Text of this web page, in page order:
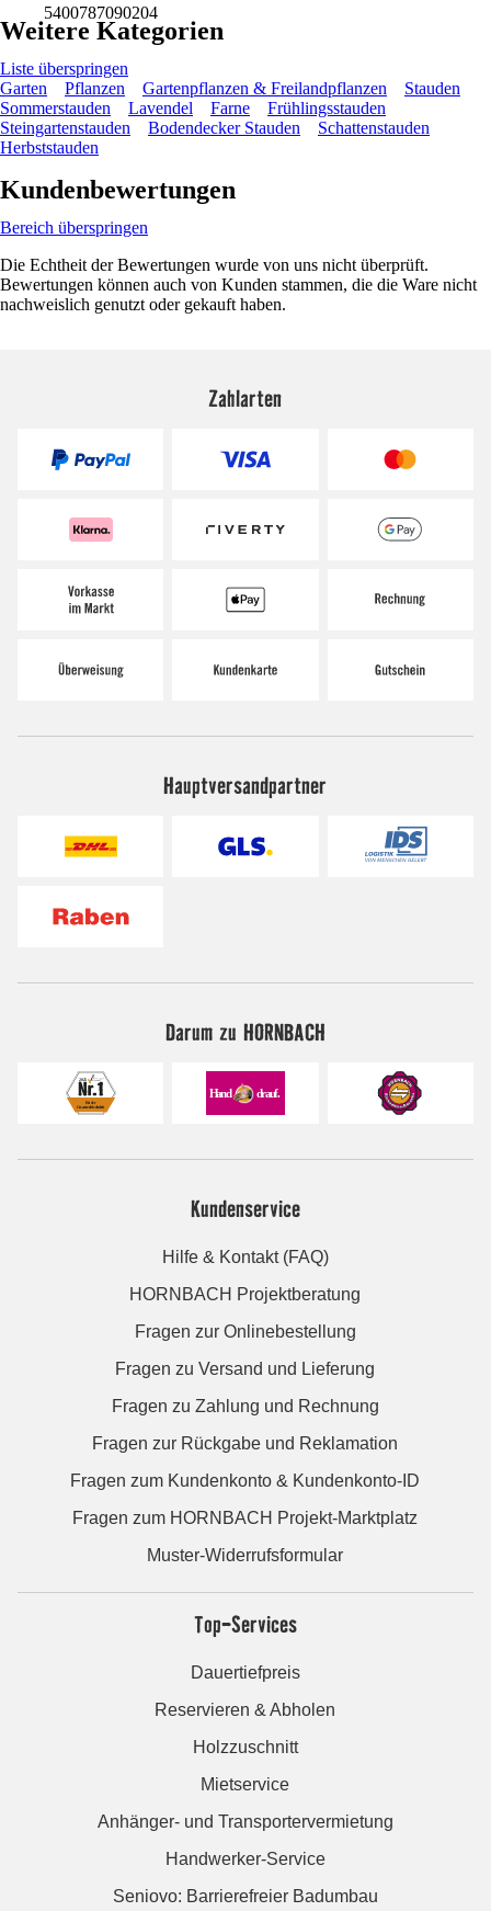
5400787090204
Weitere Kategorien
Liste überspringen
Garten
Pflanzen Gartenpflanzen & Freilandpflanzen
Stauden
Sommerstauden
Lavendel Farne
Frühlingsstauden
Steingartenstauden
Bodendecker Stauden
Schattenstauden
Herbststauden
Kundenbewertungen
Bereich überspringen
Die Echtheit der Bewertungen wurde von uns nicht überprüft.
Bewertungen können auch von Kunden stammen, die die Ware nicht
nachweislich genutzt oder gekauft haben.
Zahlarten
Hauptversandpartner
Darum zu HORNBACH
Kundenservice
Hilfe & Kontakt (FAQ)
HORNBACH Projektberatung
Fragen zur Onlinebestellung
Fragen zu Versand und Lieferung
Fragen zu Zahlung und Rechnung
Fragen zur Rückgabe und Reklamation
Fragen zum Kundenkonto & Kundenkonto-ID
Fragen zum HORNBACH Projekt-Marktplatz
Muster-Widerrufsformular
Top-Services
Dauertiefpreis
Reservieren & Abholen
Holzzuschnitt
Mietservice
Anhänger- und Transportervermietung
Handwerker-Service
Seniovo: Barrierefreier Badumbau